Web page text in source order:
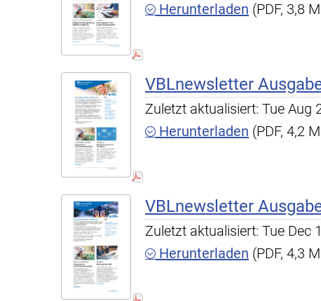
Herunterladen (PDF, 3,8
VBLnewsletter
Zuletzt aktualisiert: Tue Aug
Herunterladen (PDF, 4,2
VBLnewsletter
Zuletzt aktualisiert: Tue Dec
Herunterladen (PDF, 4,3